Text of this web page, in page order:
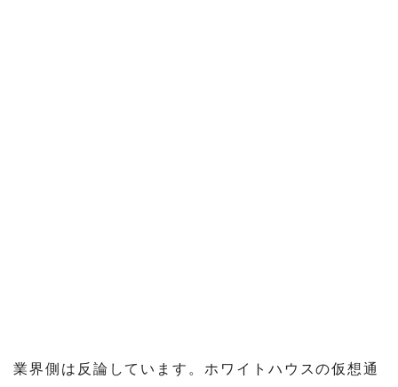
業界側は反論しています。ホワイトハウスの仮想通